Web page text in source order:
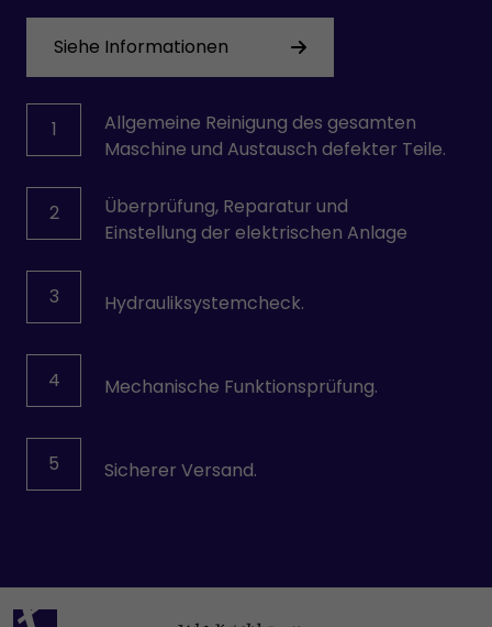
Siehe Informationen
1
Allgemeine Reinigung des gesamten
Maschine und Austausch defekter Teile.
2
Überprüfung, Reparatur und
Einstellung der elektrischen Anlage
3 Hydrauliksystemcheck.
4 Mechanische Funktionsprüfung.
5 Sicherer Versand.